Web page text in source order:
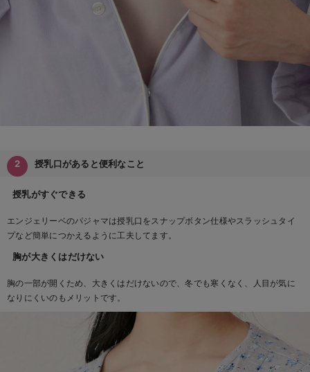
授乳口があると便利なこと
授乳がすぐできる
エンジェリーベのパジャマは授乳口をスナップボタン仕様やスラッシュタイ
プなど簡単につかえるように工夫してます。
胸が大きくはだけない
胸の一部が開くため、大きくはだけないので、冬でも寒くなく、人目が気に
なりにくいのもメリットです。